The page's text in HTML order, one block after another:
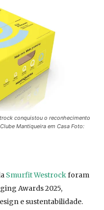
conquistou o reconhecimento
Mantiqueira em Casa Foto:
Smurfit Westrockforam
Awards 2025,
e sustentabilidade.